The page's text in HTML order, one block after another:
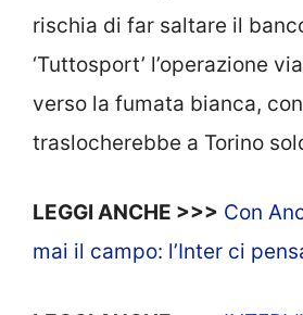
rischia di far saltare il
‘Tuttosport’ l’operazione
verso la fumata bianca,
traslocherebbe a Torino
LEGGI ANCHE >>> Con
mai il campo: l’Inter ci